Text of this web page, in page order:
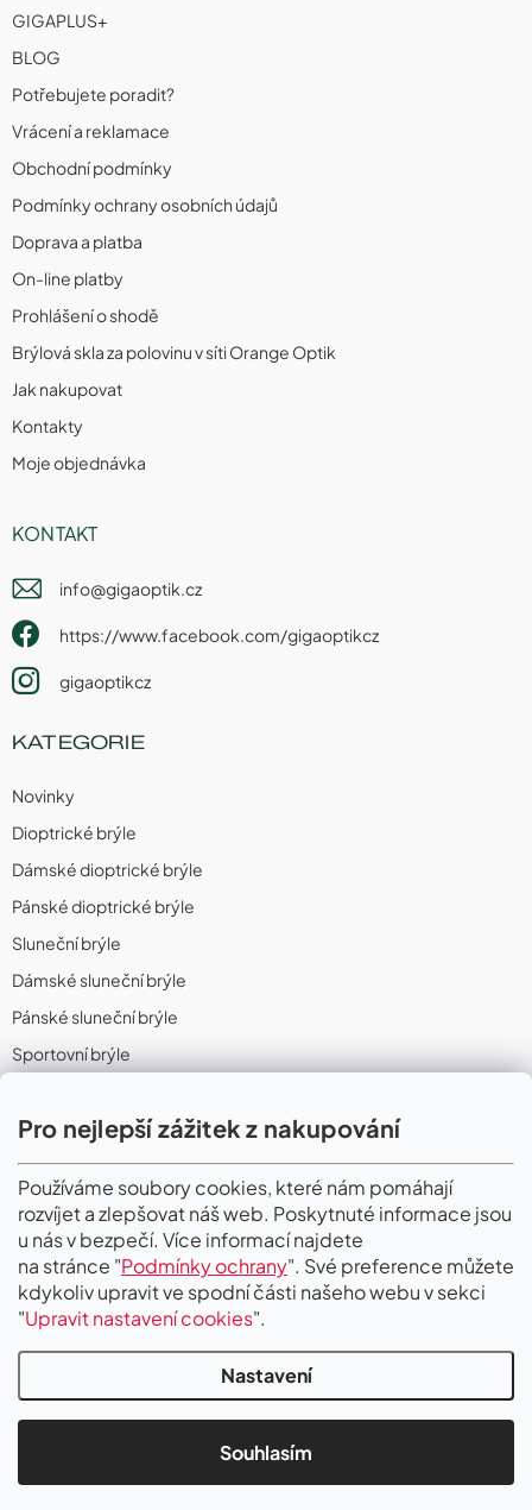
Pro nejlepší zážitek z nakupování
Používáme soubory cookies, které nám pomáhají
rozvíjet a zlepšovat náš web. Poskytnuté informace jsou
u nás v bezpečí. Více informací najdete
na stránce "Podmínky ochrany". Své preference můžete
kdykoliv upravit ve spodní části našeho webu v sekci
"Upravit nastavení cookies".
Nastavení
Souhlasím
GIGAPLUS+
BLOG
Potřebujete poradit?
Vrácení a reklamace
Obchodní podmínky
Podmínky ochrany osobních údajů
Doprava a platba
On-line platby
Prohlášení o shodě
Brýlová skla za polovinu v síti Orange Optik
Jak nakupovat
Kontakty
Moje objednávka
KONTAKT
info@gigaoptik.cz
https://www.facebook.com/gigaoptikcz
gigaoptikcz
KATEGORIE
Novinky
Dioptrické brýle
Dámské dioptrické brýle
Pánské dioptrické brýle
Sluneční brýle
Dámské sluneční brýle
Pánské sluneční brýle
Sportovní brýle
Sportovní dioptrické brýle
II. Jakost
PŘIJÍMÁME ONLINE PLATBY
Copyright 2026Gigaoptik. Všechna práva vyhrazena.Upravit nastavení
cookies